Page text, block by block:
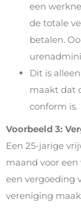
een
de totale
betalen.
Dit is
maakt dat
conform is.
Voorbeeld 3:
Een 25-jarige
maand voor
een vergoeding
vereniging